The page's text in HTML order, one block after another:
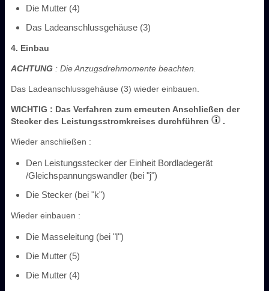
Die Mutter (4)
Das Ladeanschlussgehäuse (3)
4. Einbau
ACHTUNG : Die Anzugsdrehmomente beachten.
Das Ladeanschlussgehäuse (3) wieder einbauen.
WICHTIG : Das Verfahren zum erneuten Anschließen der
Stecker des Leistungsstromkreises durchführen
.
Wieder anschließen :
Den Leistungsstecker der Einheit Bordladegerät
/Gleichspannungswandler (bei "j")
Die Stecker (bei "k")
Wieder einbauen :
Die Masseleitung (bei "l")
Die Mutter (5)
Die Mutter (4)